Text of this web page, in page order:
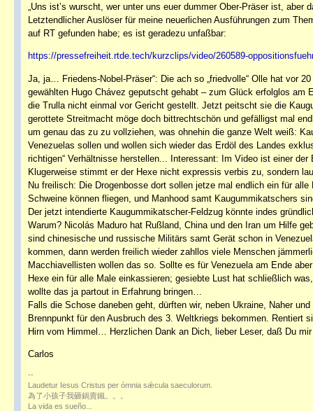
„Uns ist’s wurscht, wer unter uns euer dummer Ober-Präser ist, aber
Letztendlicher Auslöser für meine neuerlichen Ausführungen zum
auf RT gefunden habe; es ist geradezu unfaßbar:
https://pressefreiheit.rtde.tech/kurzclips/video/260589-
Ja, ja… Friedens-Nobel-Präser“: Die ach so „friedvolle“ Olle hat vor
gewählten Hugo Chávez geputscht gehabt – zum Glück erfolglos am
die Trulla nicht einmal vor Gericht gestellt. Jetzt peitscht sie die
gerottete Streitmacht möge doch bittrechtschön und gefälligst mal
um genau das zu zu vollziehen, was ohnehin die ganze Welt weiß:
Venezuelas sollen und wollen sich wieder das Erdöl des Landes
richtigen“ Verhältnisse herstellen... Interessant: Im Video ist einer
Klugerweise stimmt er der Hexe nicht expressis verbis zu, sondern
Nu freilisch: Die Drogenbosse dort sollen jetze mal endlich ein für
Schweine können fliegen, und Manhood samt Kaugummikatschers
Der jetzt intendierte Kaugummikatscher-Feldzug könnte indes
Warum? Nicolás Maduro hat Rußland, China und den Iran um Hilfe
sind chinesische und russische Militärs samt Gerät schon in
kommen, dann werden freilich wieder zahllos viele Menschen
Macchiavellisten wollen das so. Sollte es für Venezuela am Ende
Hexe ein für alle Male einkassieren; gesiebte Lust hat schließlich
wollte das ja partout in Erfahrung bringen…
Falls die Schose daneben geht, dürften wir, neben Ukraine, Naher
Brennpunkt für den Ausbruch des 3. Weltkriegs bekommen.
Hirn vom Himmel… Herzlichen Dank an Dich, lieber Leser, daß Du
Carlos
--
Laudetur Iesus Cristus per ómnia sǽcula saeculorum.
為了小孩子我砸鍋賣鐵。。。
La vida es sueño...